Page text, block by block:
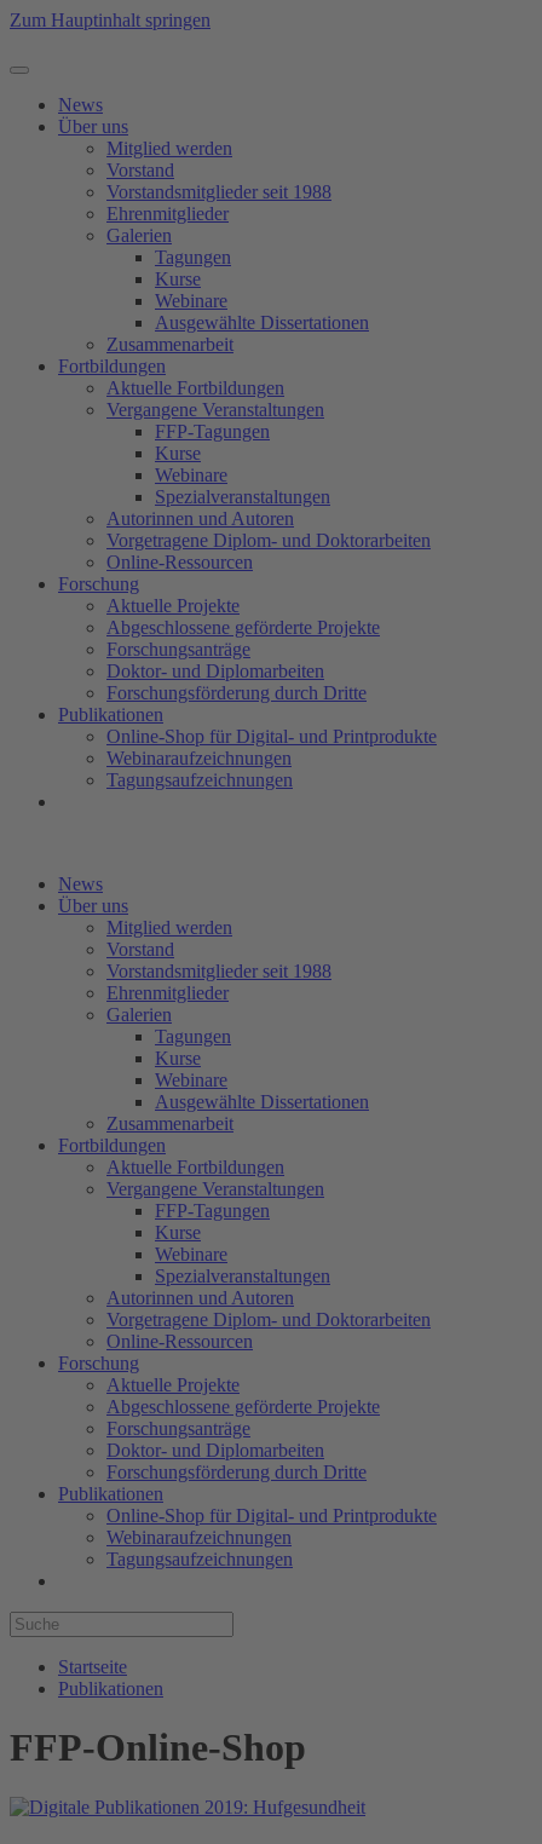
Zum Hauptinhalt springen
News
Über uns
Mitglied werden
Vorstand
Vorstandsmitglieder seit 1988
Ehrenmitglieder
Galerien
Tagungen
Kurse
Webinare
Ausgewählte Dissertationen
Zusammenarbeit
Fortbildungen
Aktuelle Fortbildungen
Vergangene Veranstaltungen
FFP-Tagungen
Kurse
Webinare
Spezialveranstaltungen
Autorinnen und Autoren
Vorgetragene Diplom- und Doktorarbeiten
Online-Ressourcen
Forschung
Aktuelle Projekte
Abgeschlossene geförderte Projekte
Forschungsanträge
Doktor- und Diplomarbeiten
Forschungsförderung durch Dritte
Publikationen
Online-Shop für Digital- und Printprodukte
Webinaraufzeichnungen
Tagungsaufzeichnungen
News
Über uns
Mitglied werden
Vorstand
Vorstandsmitglieder seit 1988
Ehrenmitglieder
Galerien
Tagungen
Kurse
Webinare
Ausgewählte Dissertationen
Zusammenarbeit
Fortbildungen
Aktuelle Fortbildungen
Vergangene Veranstaltungen
FFP-Tagungen
Kurse
Webinare
Spezialveranstaltungen
Autorinnen und Autoren
Vorgetragene Diplom- und Doktorarbeiten
Online-Ressourcen
Forschung
Aktuelle Projekte
Abgeschlossene geförderte Projekte
Forschungsanträge
Doktor- und Diplomarbeiten
Forschungsförderung durch Dritte
Publikationen
Online-Shop für Digital- und Printprodukte
Webinaraufzeichnungen
Tagungsaufzeichnungen
Startseite
Publikationen
FFP-Online-Shop